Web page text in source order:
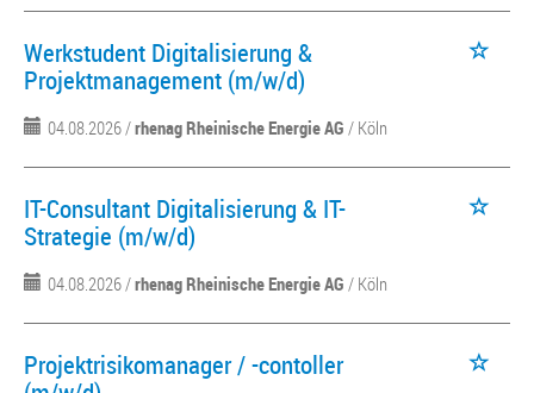
Werkstudent Digitalisierung &
Projektmanagement (m/w/d)
04.08.2026 /rhenag Rheinische Energie AG / Köln
IT-Consultant Digitalisierung & IT-
Strategie (m/w/d)
04.08.2026 /rhenag Rheinische Energie AG / Köln
Projektrisikomanager / -contoller